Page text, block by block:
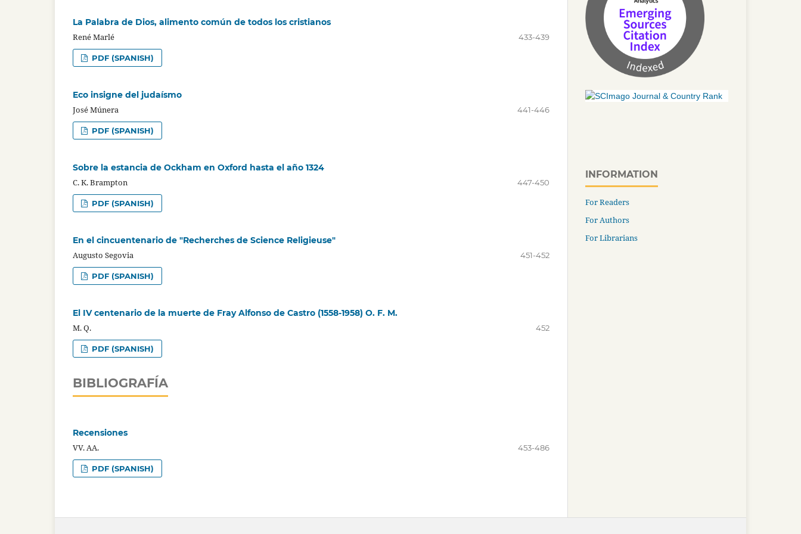
La Palabra de Dios, alimento común de todos los cristianos
René Marlé
433-439
PDF (SPANISH)
Eco insigne del judaísmo
José Múnera
441-446
PDF (SPANISH)
Sobre la estancia de Ockham en Oxford hasta el año 1324
C. K. Brampton
447-450
PDF (SPANISH)
En el cincuentenario de "Recherches de Science Religieuse"
Augusto Segovia
451-452
PDF (SPANISH)
El IV centenario de la muerte de Fray Alfonso de Castro (1558-1958) O. F. M.
M. Q.
452
PDF (SPANISH)
BIBLIOGRAFÍA
Recensiones
VV. AA.
453-486
PDF (SPANISH)
INFORMATION
For Readers
For Authors
For Librarians